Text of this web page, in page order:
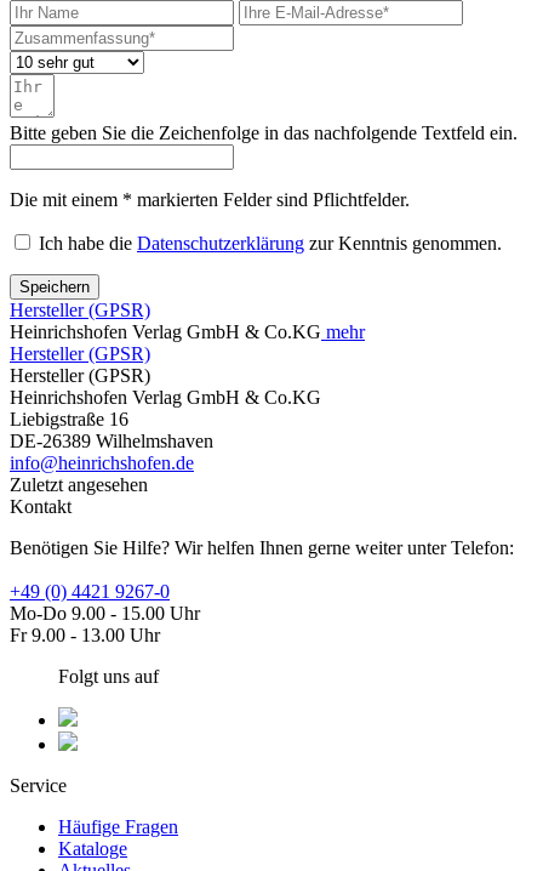
Bitte geben Sie die Zeichenfolge in das nachfolgende Textfeld ein.
Die mit einem * markierten Felder sind Pflichtfelder.
Ich habe die Datenschutzerklärung zur Kenntnis genommen.
Speichern
Hersteller (GPSR)
Heinrichshofen Verlag GmbH & Co.KG mehr
Hersteller (GPSR)
Hersteller (GPSR)
Heinrichshofen Verlag GmbH & Co.KG
Liebigstraße 16
DE-26389 Wilhelmshaven
info@heinrichshofen.de
Zuletzt angesehen
Kontakt
Benötigen Sie Hilfe? Wir helfen Ihnen gerne weiter unter Telefon:
+49 (0) 4421 9267-0
Mo-Do 9.00 - 15.00 Uhr
Fr 9.00 - 13.00 Uhr
Folgt uns auf
Service
Häufige Fragen
Kataloge